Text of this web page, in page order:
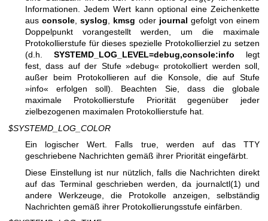
Informationen. Jedem Wert kann optional eine Zeichenkette
ausconsole,syslog, kmsg oder journal gefolgt von einem
Doppelpunkt vorangestellt werden, um die maximale
Protokollierstufe für dieses spezielle Protokollierziel zu setzen
(d.h. SYSTEMD_LOG_LEVEL=debug,console:info legt
fest, dass auf der Stufe »debug« protokolliert werden soll,
außer beim Protokollieren auf die Konsole, die auf Stufe
»info« erfolgen soll). Beachten Sie, dass die globale
maximale Protokollierstufe Priorität gegenüber jeder
zielbezogenen maximalen Protokollierstufe hat.
$SYSTEMD_LOG_COLOR
Ein logischer Wert. Falls true, werden auf das TTY
geschriebene Nachrichten gemäß ihrer Priorität eingefärbt.
Diese Einstellung ist nur nützlich, falls die Nachrichten direkt
auf das Terminal geschrieben werden, da journalctl(1) und
andere Werkzeuge, die Protokolle anzeigen, selbständig
Nachrichten gemäß ihrer Protokollierungsstufe einfärben.